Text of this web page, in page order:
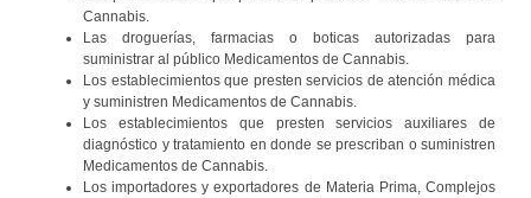
Cannabis.
Las droguerías, farmacias o boticas autorizadas para
suministrar al público Medicamentos de Cannabis.
Los establecimientos que presten servicios de atención médica
y suministren Medicamentos de Cannabis.
Los establecimientos que presten servicios auxiliares de
diagnóstico y tratamiento en donde se prescriban o suministren
Medicamentos de Cannabis.
Los importadores y exportadores de Materia Prima, Complejos